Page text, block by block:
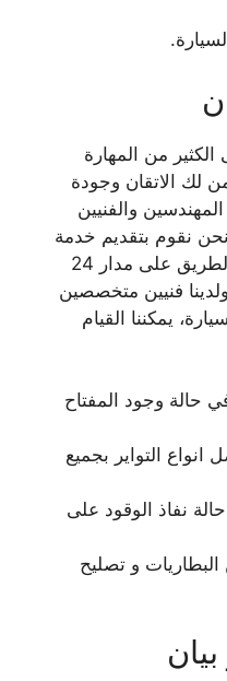
الكثير من المهارة
لك الاتقان وجودة
والفنيين
نقوم بتقديم خدمة
بنشر متنقل لمساعدتكم على الطريق على مدار 24
فنيين متخصصين
يمكننا القيام
حالة وجود المفتاح
انواع التواير بجميع
نفاذ الوقود على
و تصليح